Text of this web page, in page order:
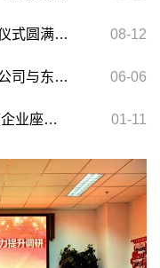
青海大学国家大学科技园落成揭牌仪式圆满举行 08-12
青海大学科技园投资开发股份有限公司与东软集团股份有限公司签署合作框架协议共探科技成果转化新路径 06-06
青海大学国家大学科技园2023年度企业座会圆满举行 01-11